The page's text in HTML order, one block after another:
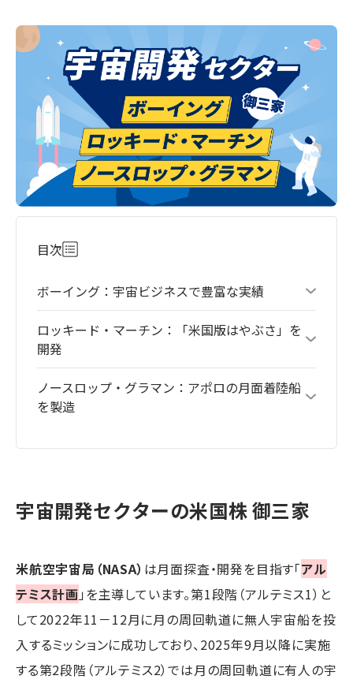
目次
ボーイング：宇宙ビジネスで豊富な実績
ロッキード・マーチン：「米国版はやぶさ」を
開発
ノースロップ・グラマン：アポロの月面着陸船
を製造
宇宙開発セクターの米国株 御三家
米航空宇宙局（NASA） は月面探査・開発を目指す「アル
テミス計画 」を主導しています。第1段階（アルテミス1）と
して2022年11－12月に月の周回軌道に無人宇宙船を投
入するミッションに成功しており、2025年9月以降に実施
する第2段階（アルテミス2）では月の周回軌道に有人の宇